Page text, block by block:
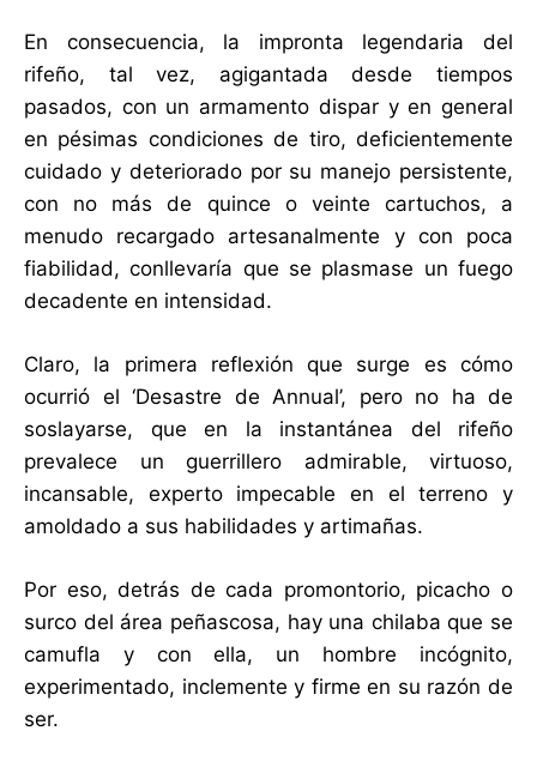
En consecuencia, la impronta legendaria del
rifeño, tal vez, agigantada desde tiempos
pasados, con un armamento dispar y en general
en pésimas condiciones de tiro, deficientemente
cuidado y deteriorado por su manejo persistente,
con no más de quince o veinte cartuchos, a
menudo recargado artesanalmente y con poca
fiabilidad, conllevaría que se plasmase un fuego
decadente en intensidad.
Claro, la primera reflexión que surge es cómo
ocurrió el ‘Desastre de Annual’, pero no ha de
soslayarse, que en la instantánea del rifeño
prevalece un guerrillero admirable, virtuoso,
incansable, experto impecable en el terreno y
amoldado a sus habilidades y artimañas.
Por eso, detrás de cada promontorio, picacho o
surco del área peñascosa, hay una chilaba que se
camufla y con ella, un hombre incógnito,
experimentado, inclemente y firme en su razón de
ser.